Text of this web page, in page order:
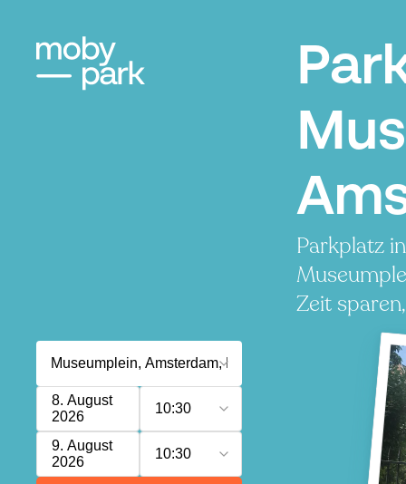
Parkplatz
Zeit
8. August
2026
10:30
9. August
2026
10:30